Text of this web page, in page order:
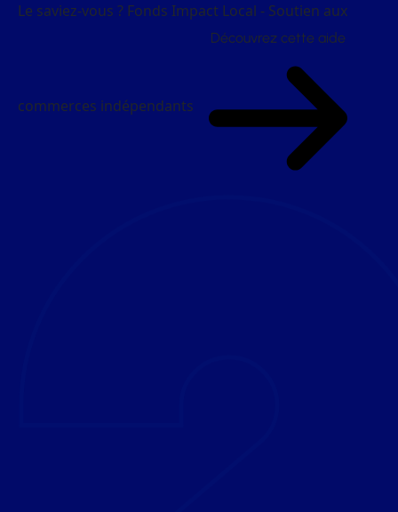
Le saviez-vous ? Fonds Impact Local - Soutien aux
commerces indépendants
Découvrez cette aide